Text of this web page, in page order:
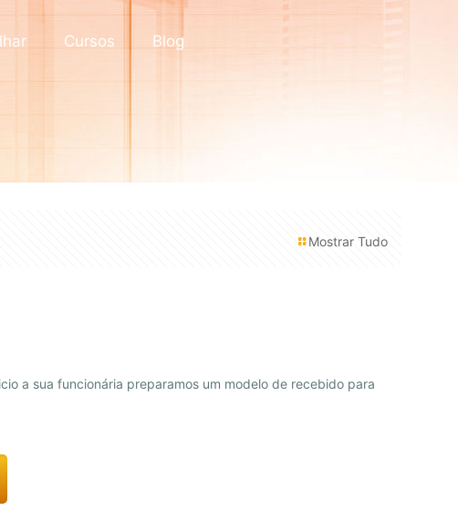
Cursos Blog
Mostrar Tudo
a sua funcionária preparamos um modelo de recebido para